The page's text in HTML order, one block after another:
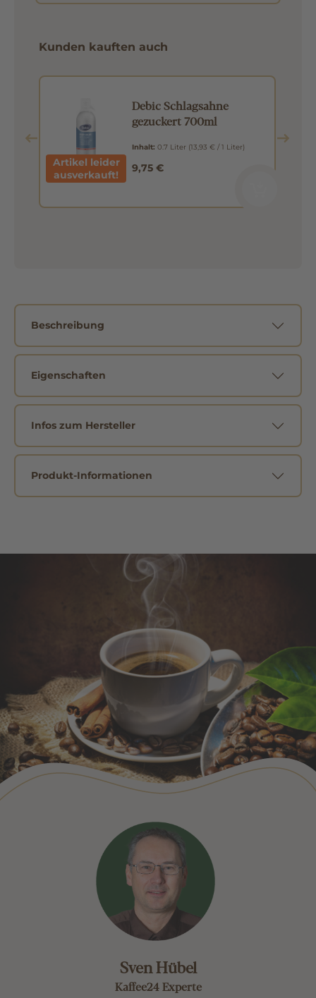
Kunden kauften auch
Artikel leider
ausverkauft!
Debic Schlagsahne
gezuckert 700ml
Inhalt: 0.7 Liter (13,93 € / 1 Liter)
9,75 €
Beschreibung
Eigenschaften
Infos zum Hersteller
Produkt-Informationen
Sven Hübel
Kaffee24 Experte